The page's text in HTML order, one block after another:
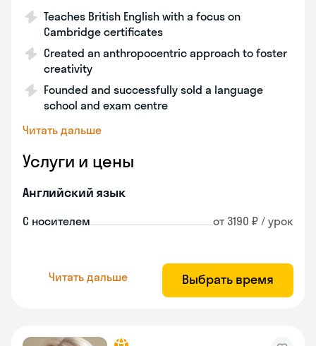
Teaches British English with a focus on
Cambridge certificates
Created an anthropocentric approach to foster
creativity
Founded and successfully sold a language
school and exam centre
Читать дальше
Услуги и цены
Английский язык
С носителем от 3190 ₽ / урок
Читать дальше Выбрать время